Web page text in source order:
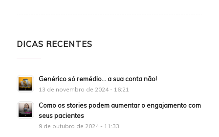
DICAS RECENTES
Genérico só remédio… a sua conta não!
13 de novembro de 2024 - 16:21
Como os stories podem aumentar o engajamento com
seus pacientes
9 de outubro de 2024 - 11:33